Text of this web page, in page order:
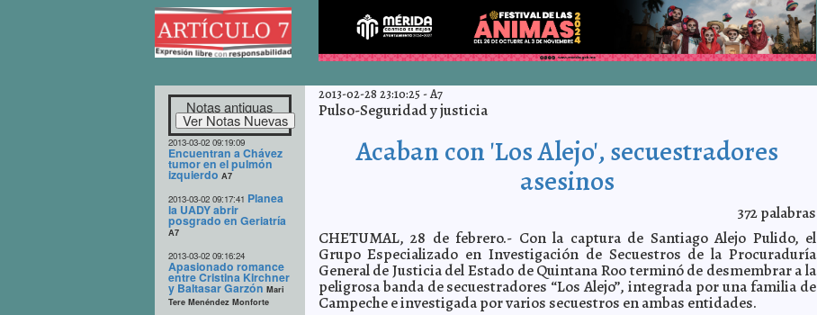
Notas antiguas
2013-03-02 09:19:09
Encuentran a Chávez
tumor en el pulmón
izquierdo A7
2013-03-02 09:17:41 Planea
la UADY abrir
posgrado en Geriatría
A7
2013-03-02 09:16:24
Apasionado romance
entre Cristina Kirchner
y Baltasar Garzón Mari
Tere Menéndez Monforte
2013-02-28 23:10:25-A7
Pulso-Seguridad y justicia
Acaban con 'Los Alejo', secuestradores
asesinos
372palabras
CHETUMAL, 28 de febrero.- Con la captura de Santiago Alejo Pulido, el
Grupo Especializado en Investigación de Secuestros de la Procuraduría
General de Justicia del Estado de Quintana Roo terminó de desmembrar a la
peligrosa banda de secuestradores “Los Alejo”, integrada por una familia de
Campeche e investigada por varios secuestros en ambas entidades.